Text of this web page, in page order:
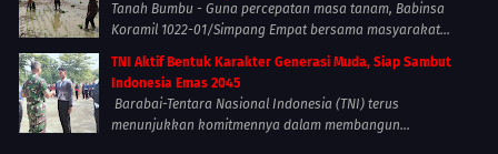
Tanah Bumbu - Guna percepatan masa tanam, Babinsa
Koramil 1022-01/Simpang Empat bersama masyarakat...
TNI Aktif Bentuk Karakter Generasi Muda, Siap Sambut
Indonesia Emas 2045
Barabai-Tentara Nasional Indonesia (TNI) terus
menunjukkan komitmennya dalam membangun...